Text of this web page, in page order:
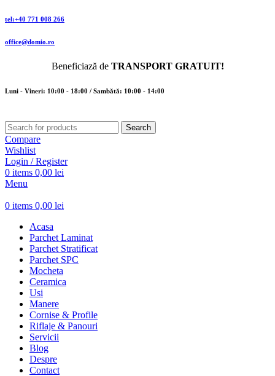
tel:+40 771 008 266
office@domio.ro
Beneficiază de TRANSPORT GRATUIT!
Luni - Vineri: 10:00 - 18:00 / Sambătă: 10:00 - 14:00
Search
Compare
Wishlist
Login / Register
0 items 0,00 lei
Menu
0 items 0,00 lei
Acasa
Parchet Laminat
Parchet Stratificat
Parchet SPC
Mocheta
Ceramica
Usi
Manere
Cornise & Profile
Riflaje & Panouri
Servicii
Blog
Despre
Contact